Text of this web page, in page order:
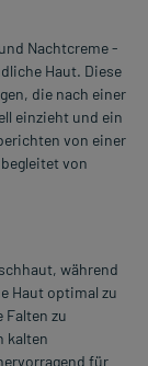
Nachtcreme -
Haut. Diese
die nach einer
einzieht und ein
von einer
von
während
Haut optimal zu
Falten zu
kalten
für